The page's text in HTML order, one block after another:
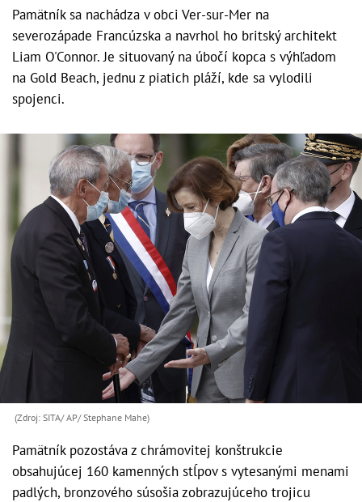
Pamätník sa nachádza v obci Ver-sur-Mer na
severozápade Francúzska a navrhol ho britský architekt
Liam O'Connor. Je situovaný na úbočí kopca s výhľadom
na Gold Beach, jednu z piatich pláží, kde sa vylodili
spojenci.
(Zdroj: SITA/ AP/ Stephane Mahe)
Pamätník pozostáva z chrámovitej konštrukcie
obsahujúcej 160 kamenných stĺpov s vytesanými menami
padlých, bronzového súsošia zobrazujúceho trojicu